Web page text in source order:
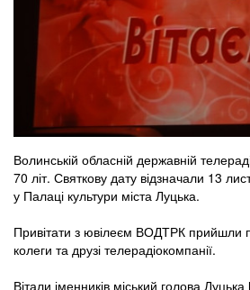
Волинській обласній державній
70 літ. Святкову дату відзначали 13
у Палаці культури міста Луцька.
Привітати з ювілеєм ВОДТРК прийшли
колеги та друзі телерадіокомпанії.
Вітали іменників міський голова Луцька